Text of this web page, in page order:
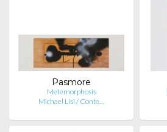
Pasmore
Metemorphosis
Michael Lisi / Conte…